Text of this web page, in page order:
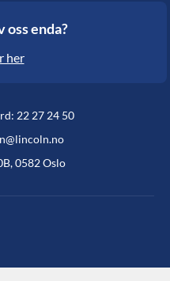
oss enda?
her
22 27 24 50
0582 Oslo